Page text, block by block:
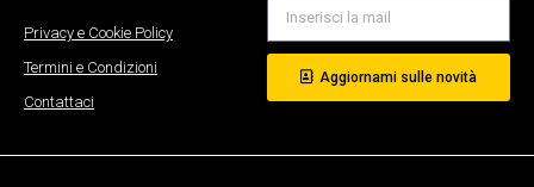
Privacy e Cookie Policy
Termini e Condizioni
Contattaci
Aggiornami sulle novità